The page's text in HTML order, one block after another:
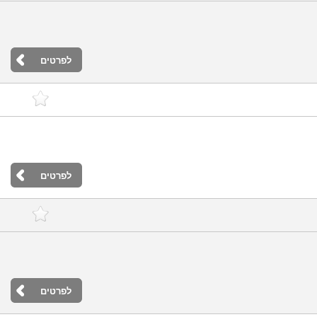
לפרטים
לפרטים
לפרטים